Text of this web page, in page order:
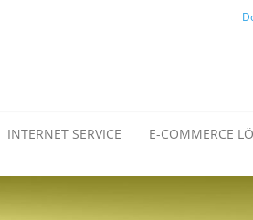
INTERNET SERVICE E-COMMERCE